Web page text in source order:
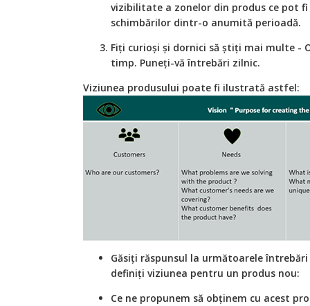
vizibilitate a zonelor din produs ce pot
schimbărilor dintr-o anumită perioadă.
Fiți curioși și dornici să știți mai multe -
timp. Puneți-vă întrebări zilnic.
Viziunea produsului poate fi ilustrată astfel:
Găsiți răspunsul la următoarele
definiți viziunea pentru un produs nou:
Ce ne propunem să obținem cu acest